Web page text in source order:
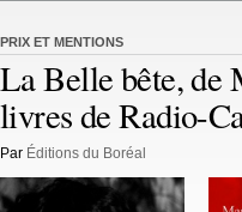
PRIX ET MENTIONS
La Belle bête, de
livres de Radio-
Par Éditions du Boréal